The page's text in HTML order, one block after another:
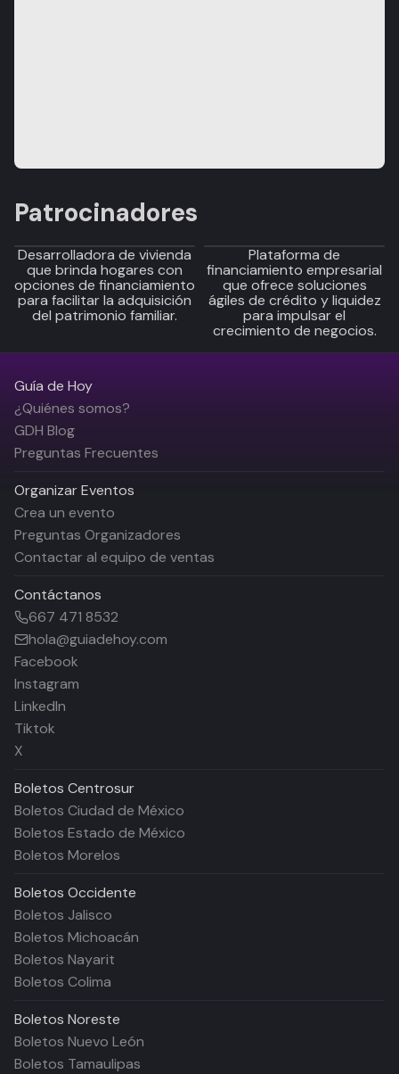
Patrocinadores
Desarrolladora de vivienda
que brinda hogares con
opciones de financiamiento
para facilitar la adquisición
del patrimonio familiar.
Plataforma de
financiamiento empresarial
que ofrece soluciones
ágiles de crédito y liquidez
para impulsar el
crecimiento de negocios.
Guía de Hoy
¿Quiénes somos?
GDH Blog
Preguntas Frecuentes
Organizar Eventos
Crea un evento
Preguntas Organizadores
Contactar al equipo de ventas
Contáctanos
667 471 8532
hola@guiadehoy.com
Facebook
Instagram
LinkedIn
Tiktok
X
Boletos Centrosur
Boletos Ciudad de México
Boletos Estado de México
Boletos Morelos
Boletos Occidente
Boletos Jalisco
Boletos Michoacán
Boletos Nayarit
Boletos Colima
Boletos Noreste
Boletos Nuevo León
Boletos Tamaulipas